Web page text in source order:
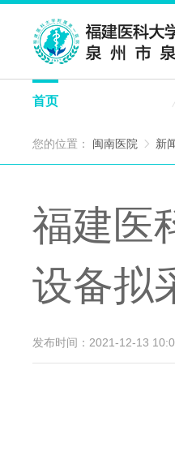
首页
您的位置： 闽南医院  新
福建医
设备拟
发布时间：2021-12-13